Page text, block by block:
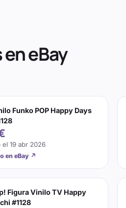
eBay
Funko POP Happy Days
el 19 abr 2026
en eBay ↗
Figura Vinilo TV Happy
#1128